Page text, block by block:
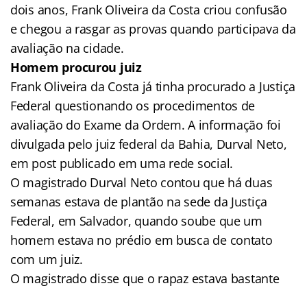
dois anos, Frank Oliveira da Costa criou confusão
e chegou a rasgar as provas quando participava da
avaliação na cidade.
Homem procurou juiz
Frank Oliveira da Costa já tinha procurado a Justiça
Federal questionando os procedimentos de
avaliação do Exame da Ordem. A informação foi
divulgada pelo juiz federal da Bahia, Durval Neto,
em post publicado em uma rede social.
O magistrado Durval Neto contou que há duas
semanas estava de plantão na sede da Justiça
Federal, em Salvador, quando soube que um
homem estava no prédio em busca de contato
com um juiz.
O magistrado disse que o rapaz estava bastante